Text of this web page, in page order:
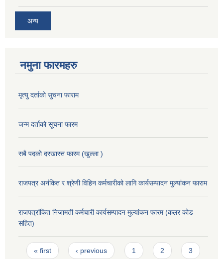
अन्य
नमुना फारमहरु
मृत्यु दर्ताको सुचना फाराम
जन्म दर्ताको सूचना फारम
सबै पदको दरखास्त फारम (खुल्ला )
राजपत्र अनंकित र श्रेणी विहिन कर्मचारीको लागि कार्यसम्पादन मुल्यांकन फाराम
राजपत्रांकित निजामती कर्मचारी कार्यसम्पादन मुल्यांकन फारम (कलर कोड
सहित)
Pages
« first ‹ previous 1 2 3